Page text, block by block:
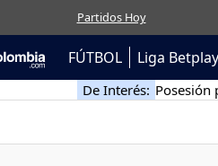
Partidos Hoy
FÚTBOL Liga Betplay
De Interés: Posesión